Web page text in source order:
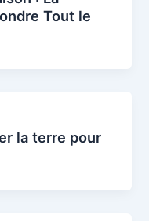
Tout le
la terre pour